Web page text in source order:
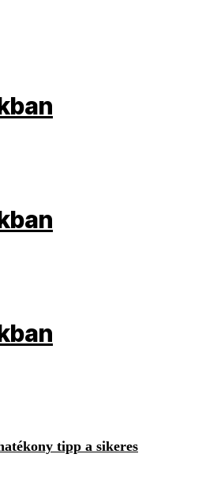
tipp a sikeres